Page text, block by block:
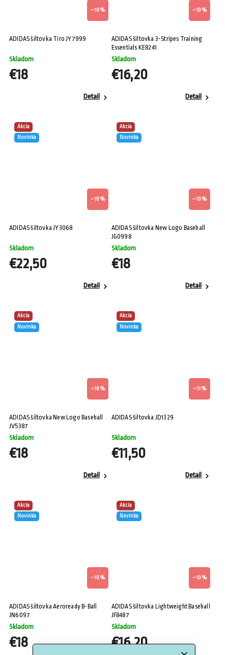
–10 %
ADIDAS šiltovka Tiro JY7999
Skladom
€18
Detail
–10 %
ADIDAS šiltovka 3-Stripes Training
Essentials KE8241
Skladom
€16,20
Detail
Akcia
Novinka
–10 %
ADIDAS šiltovka JY3068
Skladom
€22,50
Detail
Akcia
Novinka
–10 %
ADIDAS šiltovka New Logo Baseball
JG0998
Skladom
€18
Detail
Akcia
Novinka
–10 %
ADIDAS šiltovka New Logo Baseball
JV5387
Skladom
€18
Detail
Akcia
Novinka
–11 %
ADIDAS šiltovka JD1329
Skladom
€11,50
Detail
Akcia
Novinka
–10 %
ADIDAS šiltovka Aeroready B-Ball
JN6097
Skladom
€18
Akcia
Novinka
–10 %
ADIDAS šiltovka Lightweight Baseball
JF8487
Skladom
€16,20